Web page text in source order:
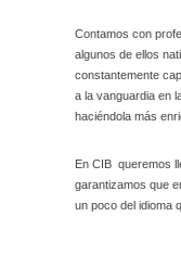
Contamos con
algunos de ellos
constantemente
a la vanguardia en
haciéndola más
En CIB queremos
garantizamos que
un poco del idioma